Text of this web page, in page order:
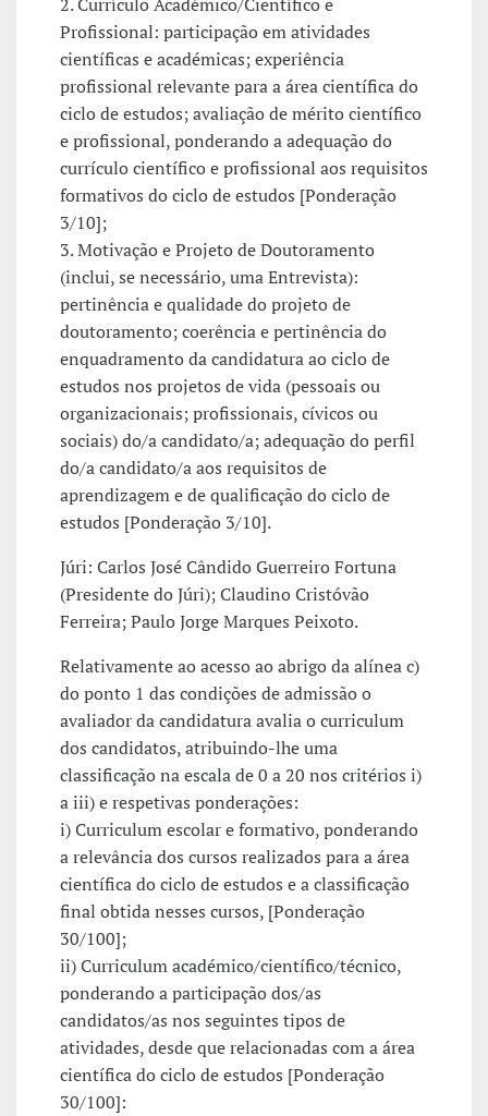
Profissional: participação em atividades
científicas e académicas; experiência
profissional relevante para a área científica do
ciclo de estudos; avaliação de mérito científico
e profissional, ponderando a adequação do
currículo científico e profissional aos requisitos
formativos do ciclo de estudos [Ponderação
3/10];
3. Motivação e Projeto de Doutoramento
(inclui, se necessário, uma Entrevista):
pertinência e qualidade do projeto de
doutoramento; coerência e pertinência do
enquadramento da candidatura ao ciclo de
estudos nos projetos de vida (pessoais ou
organizacionais; profissionais, cívicos ou
sociais) do/a candidato/a; adequação do perfil
do/a candidato/a aos requisitos de
aprendizagem e de qualificação do ciclo de
estudos [Ponderação 3/10].
Júri: Carlos José Cândido Guerreiro Fortuna
(Presidente do Júri); Claudino Cristóvão
Ferreira; Paulo Jorge Marques Peixoto.
Relativamente ao acesso ao abrigo da alínea c)
do ponto 1 das condições de admissão o
avaliador da candidatura avalia o curriculum
dos candidatos, atribuindo-lhe uma
classificação na escala de 0 a 20 nos critérios i)
a iii) e respetivas ponderações:
i) Curriculum escolar e formativo, ponderando
a relevância dos cursos realizados para a área
científica do ciclo de estudos e a classificação
final obtida nesses cursos, [Ponderação
30/100];
ii) Curriculum académico/científico/técnico,
ponderando a participação dos/as
candidatos/as nos seguintes tipos de
atividades, desde que relacionadas com a área
científica do ciclo de estudos [Ponderação
30/100]: